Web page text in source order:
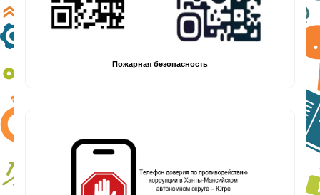
Пожарная безопасность